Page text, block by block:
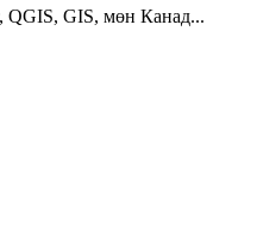
QGIS, GIS, мөн Канад...